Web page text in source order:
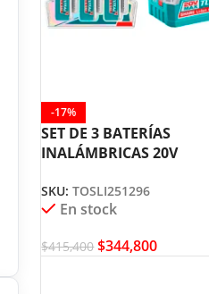
-17%
SET DE 3 BATERÍAS
INALÁMBRICAS 20V
SKU:TOSLI251296
En stock
$415,400 $344,800